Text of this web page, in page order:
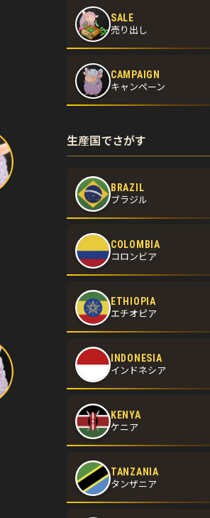
SALE
売り出し
CAMPAIGN
キャンペーン
生産国でさがす
BRAZIL
ブラジル
COLOMBIA
コロンビア
ETHIOPIA
エチオピア
INDONESIA
インドネシア
KENYA
ケニア
TANZANIA
タンザニア